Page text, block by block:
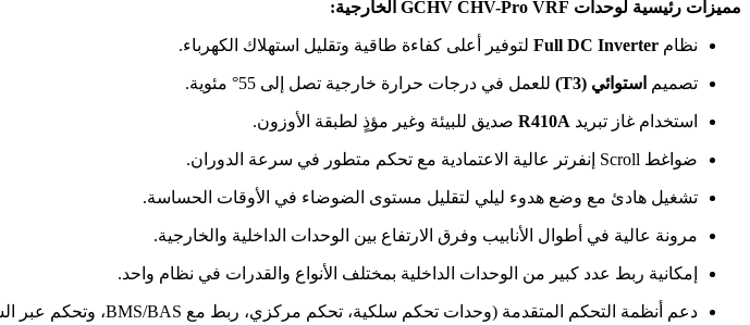
مميزات رئيسية لوحدات GCHV CHV-Pro VRF الخارجية:
نظام Full DC Inverter لتوفير أعلى كفاءة طاقية وتقليل استهلاك الكهرباء.
تصميم استوائي (T3) للعمل في درجات حرارة خارجية تصل إلى 55° مئوية.
استخدام غاز تبريد R410A صديق للبيئة وغير مؤذٍ لطبقة الأوزون.
ضواغط Scroll إنفرتر عالية الاعتمادية مع تحكم متطور في سرعة الدوران.
تشغيل هادئ مع وضع هدوء ليلي لتقليل مستوى الضوضاء في الأوقات الحساسة.
مرونة عالية في أطوال الأنابيب وفرق الارتفاع بين الوحدات الداخلية والخارجية.
إمكانية ربط عدد كبير من الوحدات الداخلية بمختلف الأنواع والقدرات في نظام واحد.
دعم أنظمة التحكم المتقدمة (وحدات تحكم سلكية، تحكم مركزي، ربط مع BMS/BAS، وتحكم عبر السحابة).